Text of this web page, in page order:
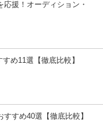
援！オーディション・
め11選【徹底比較】
すめ40選【徹底比較】